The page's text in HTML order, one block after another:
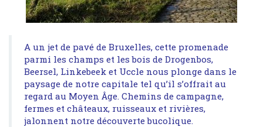
A un jet de pavé de Bruxelles, cette promenade
parmi les champs et les bois de Drogenbos,
Beersel, Linkebeek et Uccle nous plonge dans le
paysage de notre capitale tel qu’il s’offrait au
regard au Moyen Âge. Chemins de campagne,
fermes et châteaux, ruisseaux et rivières,
jalonnent notre découverte bucolique.